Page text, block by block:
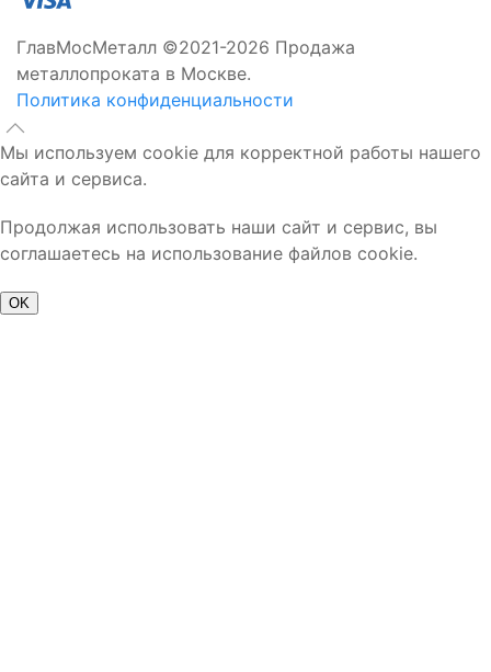
ГлавМосМеталл ©2021-2026 Продажа
металлопроката в Москве.
Политика конфиденциальности
Мы используем cookie для корректной работы нашего
сайта и сервиса.
Продолжая использовать наши сайт и сервис, вы
соглашаетесь на использование файлов cookie.
OK